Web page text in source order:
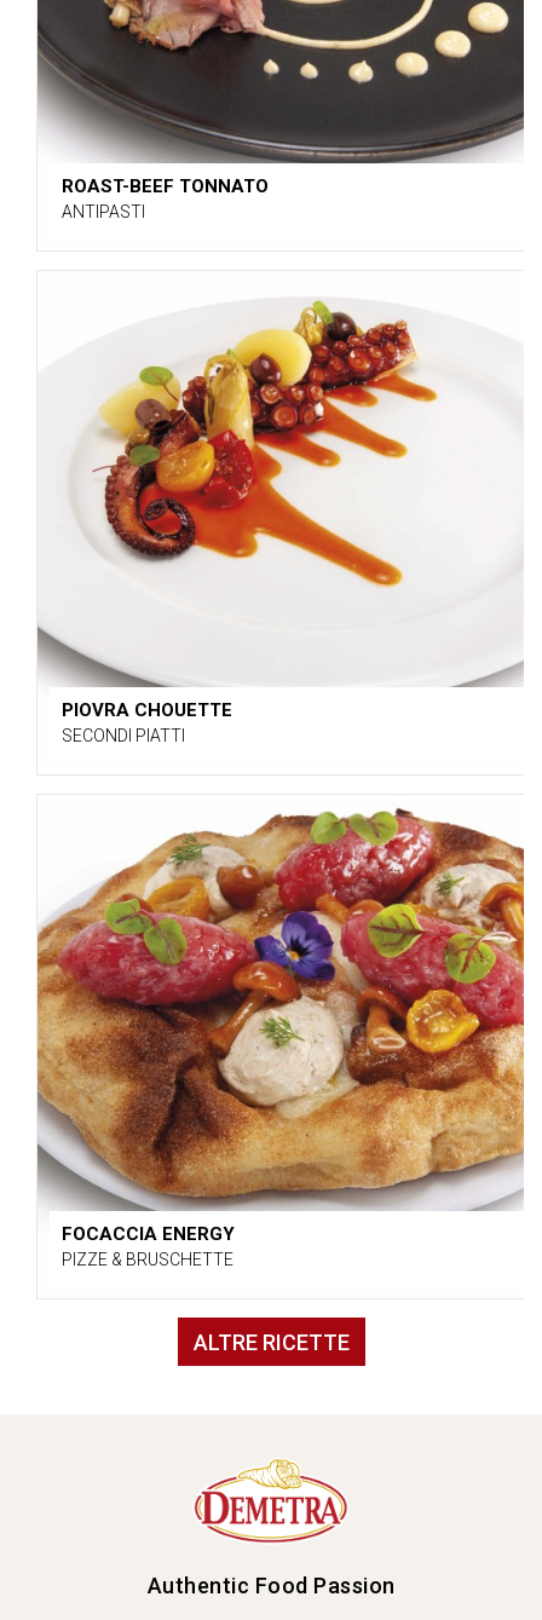
ROAST-BEEF TONNATO
ANTIPASTI
PIOVRA CHOUETTE
SECONDI PIATTI
FOCACCIA ENERGY
PIZZE & BRUSCHETTE
ALTRE RICETTE
Authentic Food Passion